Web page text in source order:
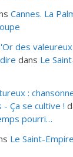
Cannes. La
des
dans Le
:
Ça se cultive !
pourri…
Le Saint-